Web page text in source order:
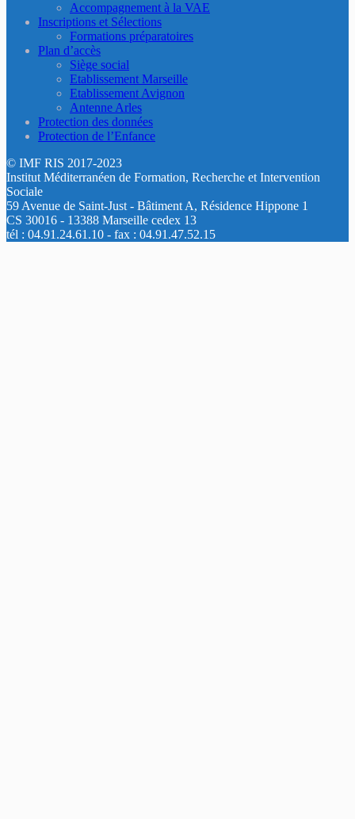
Accompagnement à la VAE
Inscriptions et Sélections
Formations préparatoires
Plan d’accès
Siège social
Etablissement Marseille
Etablissement Avignon
Antenne Arles
Protection des données
Protection de l’Enfance
© IMF RIS 2017-2023
Institut Méditerranéen de Formation, Recherche et Intervention
Sociale
59 Avenue de Saint-Just - Bâtiment A, Résidence Hippone 1
CS 30016 - 13388 Marseille cedex 13
tél : 04.91.24.61.10 - fax : 04.91.47.52.15